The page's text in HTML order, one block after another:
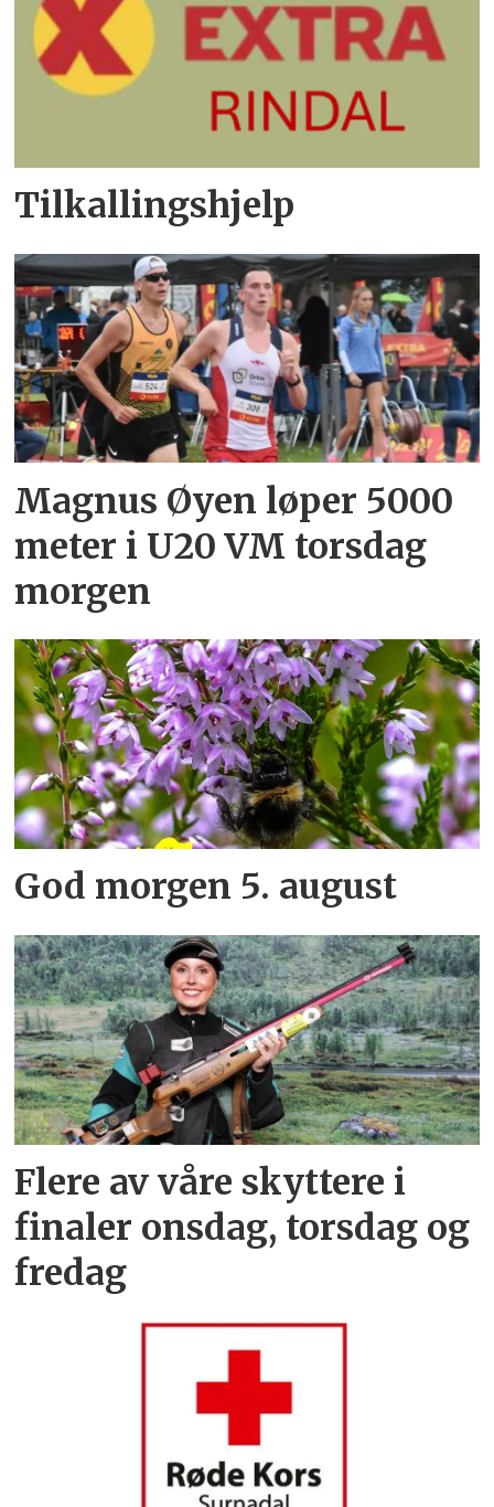
Tilkallingshjelp
Magnus Øyen løper 5000
meter i U20 VM torsdag
morgen
God morgen 5. august
Flere av våre skyttere i
finaler onsdag, torsdag og
fredag